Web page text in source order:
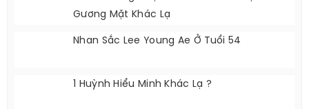
Gương Mặt Khác Lạ
Nhan Sắc Lee Young Ae Ở Tuổi 54
1 Huỳnh Hiểu Minh Khác Lạ ?